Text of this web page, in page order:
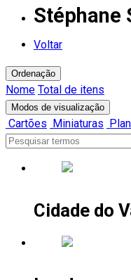
Stéphane
Voltar
Ordenação
Nome Total de itens
Modos de visualização
Cartões Miniaturas
Cidade do